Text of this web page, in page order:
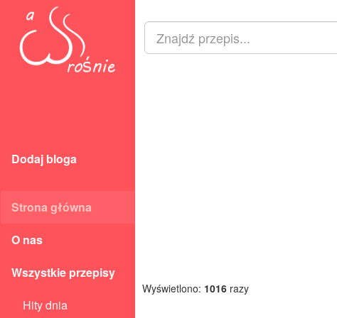
Dodaj bloga
Strona główna
O nas
Wszystkie przepisy
Hity dnia
Wyświetlono: 1016 razy